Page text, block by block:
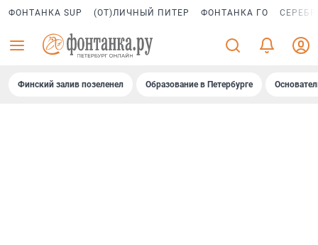
ФОНТАНКА SUP (ОТ)ЛИЧНЫЙ ПИТЕР ФОНТАНКА ГО
Финский залив позеленел Образование в Петербурге